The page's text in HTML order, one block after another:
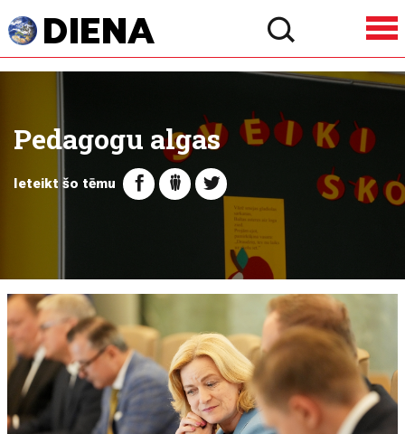
Pedagogu algas
Ieteikt šo tēmu